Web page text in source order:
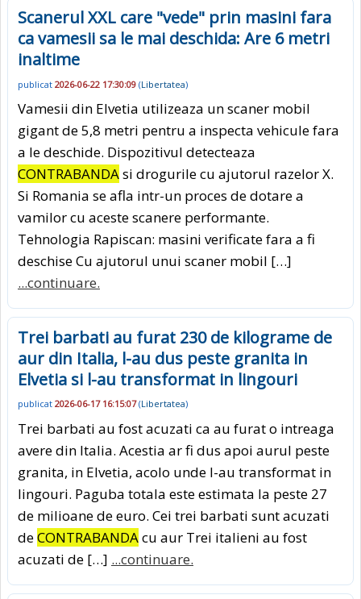
Scanerul XXL care "vede" prin masini fara
ca vamesii sa le mai deschida: Are 6 metri
inaltime
publicat 2026-06-22 17:30:09 (Libertatea)
Vamesii din Elvetia utilizeaza un scaner mobil
gigant de 5,8 metri pentru a inspecta vehicule fara
a le deschide. Dispozitivul detecteaza
CONTRABANDAsi drogurile cu ajutorul razelor X.
Si Romania se afla intr-un proces de dotare a
vamilor cu aceste scanere performante.
Tehnologia Rapiscan: masini verificate fara a fi
deschise Cu ajutorul unui scaner mobil […]
...continuare.
Trei barbati au furat 230 de kilograme de
aur din Italia, l-au dus peste granita in
Elvetia si l-au transformat in lingouri
publicat 2026-06-17 16:15:07(Libertatea)
Trei barbati au fost acuzati ca au furat o intreaga
avere din Italia. Acestia ar fi dus apoi aurul peste
granita, in Elvetia, acolo unde l-au transformat in
lingouri. Paguba totala este estimata la peste 27
de milioane de euro. Cei trei barbati sunt acuzati
deCONTRABANDAcu aur Trei italieni au fost
acuzati de […] ...continuare.